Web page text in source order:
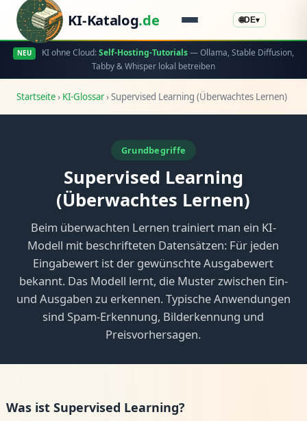
KI-Katalog.de 🌐DE▾
NEU KI ohne Cloud:Self-Hosting-Tutorials— Ollama, Stable Diffusion,
Tabby & Whisper lokal betreiben
Startseite› KI-Glossar›Supervised Learning (Überwachtes Lernen)
Grundbegriffe
Supervised Learning
(Überwachtes Lernen)
Beim überwachten Lernen trainiert man ein KI-
Modell mit beschrifteten Datensätzen: Für jeden
Eingabewert ist der gewünschte Ausgabewert
bekannt. Das Modell lernt, die Muster zwischen Ein-
und Ausgaben zu erkennen. Typische Anwendungen
sind Spam-Erkennung, Bilderkennung und
Preisvorhersagen.
Was ist Supervised Learning?